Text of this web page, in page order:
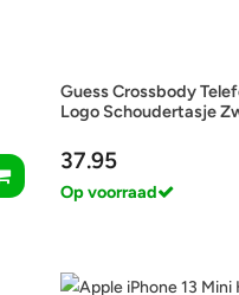
Guess Crossbody
Logo Schoudertasje
37.95
Op voorraad